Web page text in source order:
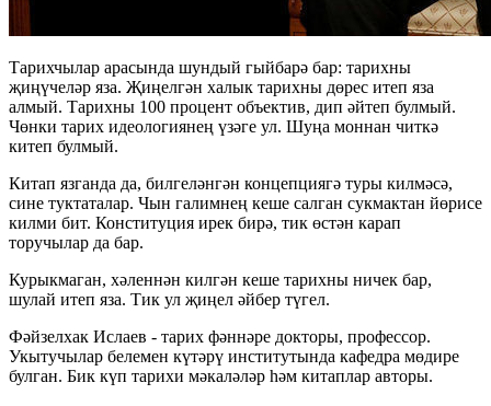
Тарихчылар арасында шундый гыйбарә бар: тарихны
җиңүчеләр яза. Җиңелгән халык тарихны дөрес итеп яза
алмый. Тарихны 100 процент объектив, дип әйтеп булмый.
Чөнки тарих идеологиянең үзәге ул. Шуңа моннан читкә
китеп булмый.
Китап язганда да, билгеләнгән концепциягә туры килмәсә,
сине туктаталар. Чын галимнең кеше салган сукмактан йөрисе
килми бит. Конституция ирек бирә, тик өстән карап
торучылар да бар.
Курыкмаган, хәленнән килгән кеше тарихны ничек бар,
шулай итеп яза. Тик ул җиңел әйбер түгел.
Фәйзелхак Ислаев - тарих фәннәре докторы, профессор.
Укытучылар белемен күтәрү институтында кафедра мөдире
булган. Бик күп тарихи мәкаләләр һәм китаплар авторы.